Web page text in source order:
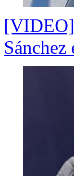
[VIDEO]
Sánchez